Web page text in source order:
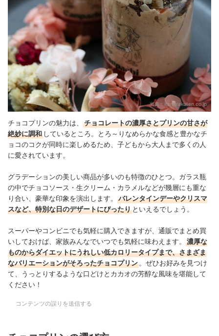
出典： item.rakuten.co.jp
チョコプリンの魅力は、
チョコレートの濃厚さとプリンの甘さが
絶妙に調和 しているところ。とろ～りなめらかな食感と豊かなチ
ョコのコクが同時に楽しめるため、子どもから大人まで多くの人
に愛されています。
グラデーションの美しい商品が多いのも特徴のひとつ。ガラス瓶
の中でチョコソース・生クリーム・カラメルなどが幾層にも重な
り合い、豪華な印象を演出します。
バレンタインデーやクリスマ
スなど、特別な日のデザートにぴったり といえるでしょう。
スーパーやコンビニでも気軽に購入できますが、通販でまとめ買
いしておけば、家族みんなでいつでも気軽に味わえます。
濃厚な
ものからダイエットにうれしい低カロリータイプまで、さまざま
なバリエーションがそろったチョコプリン 。ぜひお好みを見つけ
て、うっとりするような口どけとカカオの芳醇な風味を堪能して
ください！
コンテンツの誤りを送信する